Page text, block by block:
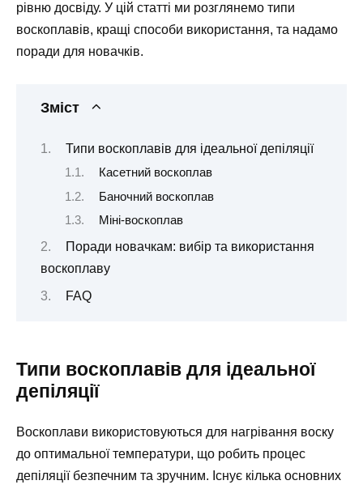
рівню досвіду. У цій статті ми розглянемо типи
воскоплавів, кращі способи використання, та надамо
поради для новачків.
Зміст
Типи воскоплавів для ідеальної депіляції
Касетний воскоплав
Баночний воскоплав
Міні-воскоплав
Поради новачкам: вибір та використання
воскоплаву
FAQ
Типи воскоплавів для ідеальної
депіляції
Воскоплави використовуються для нагрівання воску
до оптимальної температури, що робить процес
депіляції безпечним та зручним. Існує кілька основних